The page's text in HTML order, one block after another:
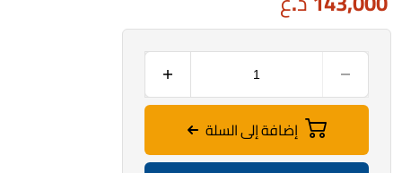
إضافة إلى السلة